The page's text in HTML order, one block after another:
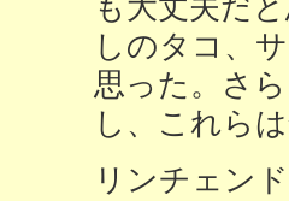
しのタコ、
思った。さ
し、これら
リンチェン